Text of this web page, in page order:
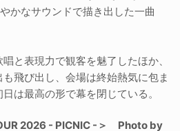
かなサウンドで描き出した一曲
と表現力で観客を魅了したほか、
飛び出し、会場は終始熱気に包ま
は最高の形で幕を閉じている。
2026 - PICNIC -＞ Photo by